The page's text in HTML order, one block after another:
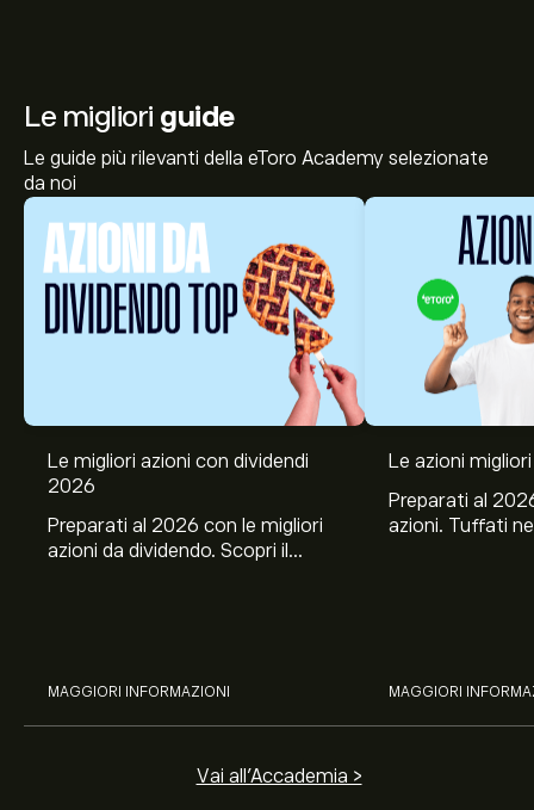
Le migliori guide
Le guide più rilevanti della eToro Academy selezionate
da noi
Le migliori azioni con dividendi
2026
Preparati al 2026 con le migliori
azioni da dividendo. Scopri il
MAGGIORI INFORMAZIONI
Le azioni
Preparati al
azioni. Tuffati
MAGGIORI
Vai all'Accademia >